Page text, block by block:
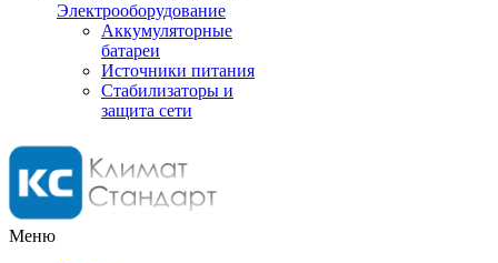
Электрооборудование
Аккумуляторные
батареи
Источники питания
Стабилизаторы и
защита сети
Меню